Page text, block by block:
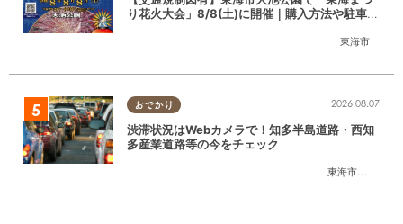
東海市
り花火大会」8/8(土)に開催｜購入方法や駐車場
おでかけ
東海市
,大府市
2026.08.07
渋滞状況はWebカメラで！知多半島道路・西知
多産業道路等の今をチェック